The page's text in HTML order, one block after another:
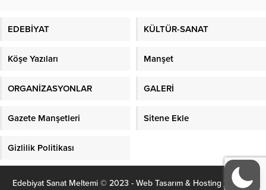
EDEBİYAT KÜLTÜR-SANAT
Köşe Yazıları Manşet
ORGANİZASYONLAR GALERİ
Gazete Manşetleri Sitene Ekle
Gizlilik Politikası
Edebiyat Sanat Meltemi © 2023 - Web Tasarım & Hosting YD Web